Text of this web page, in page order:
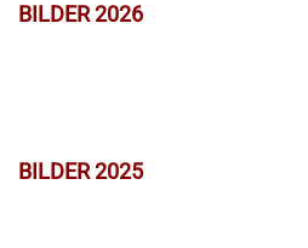
BILDER 2026
BILDER 2025